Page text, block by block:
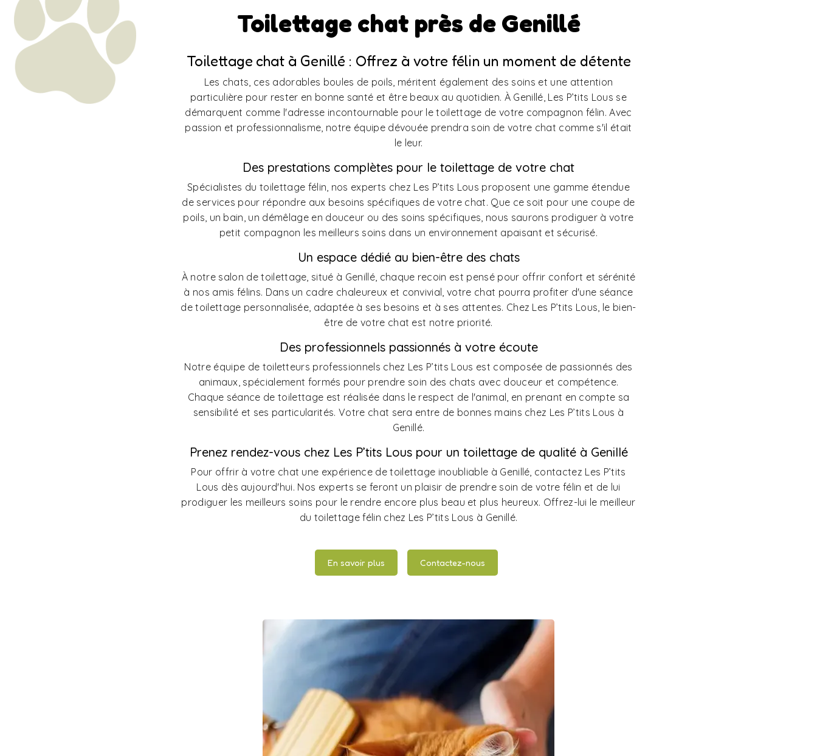
Toilettage chat près de Genillé
Toilettage chat à Genillé : Offrez à votre félin un moment de détente
Les chats, ces adorables boules de poils, méritent également des soins et une attention
particulière pour rester en bonne santé et être beaux au quotidien. À Genillé, Les P’tits Lous se
démarquent comme l'adresse incontournable pour le toilettage de votre compagnon félin. Avec
passion et professionnalisme, notre équipe dévouée prendra soin de votre chat comme s'il était
le leur.
Des prestations complètes pour le toilettage de votre chat
Spécialistes du toilettage félin, nos experts chez Les P’tits Lous proposent une gamme étendue
de services pour répondre aux besoins spécifiques de votre chat. Que ce soit pour une coupe de
poils, un bain, un démêlage en douceur ou des soins spécifiques, nous saurons prodiguer à votre
petit compagnon les meilleurs soins dans un environnement apaisant et sécurisé.
Un espace dédié au bien-être des chats
À notre salon de toilettage, situé à Genillé, chaque recoin est pensé pour offrir confort et sérénité
à nos amis félins. Dans un cadre chaleureux et convivial, votre chat pourra profiter d'une séance
de toilettage personnalisée, adaptée à ses besoins et à ses attentes. Chez Les P’tits Lous, le bien-
être de votre chat est notre priorité.
Des professionnels passionnés à votre écoute
Notre équipe de toiletteurs professionnels chez Les P’tits Lous est composée de passionnés des
animaux, spécialement formés pour prendre soin des chats avec douceur et compétence.
Chaque séance de toilettage est réalisée dans le respect de l'animal, en prenant en compte sa
sensibilité et ses particularités. Votre chat sera entre de bonnes mains chez Les P’tits Lous à
Genillé.
Prenez rendez-vous chez Les P’tits Lous pour un toilettage de qualité à Genillé
Pour offrir à votre chat une expérience de toilettage inoubliable à Genillé, contactez Les P’tits
Lous dès aujourd'hui. Nos experts se feront un plaisir de prendre soin de votre félin et de lui
prodiguer les meilleurs soins pour le rendre encore plus beau et plus heureux. Offrez-lui le meilleur
du toilettage félin chez Les P’tits Lous à Genillé.
En savoir plus Contactez-nous